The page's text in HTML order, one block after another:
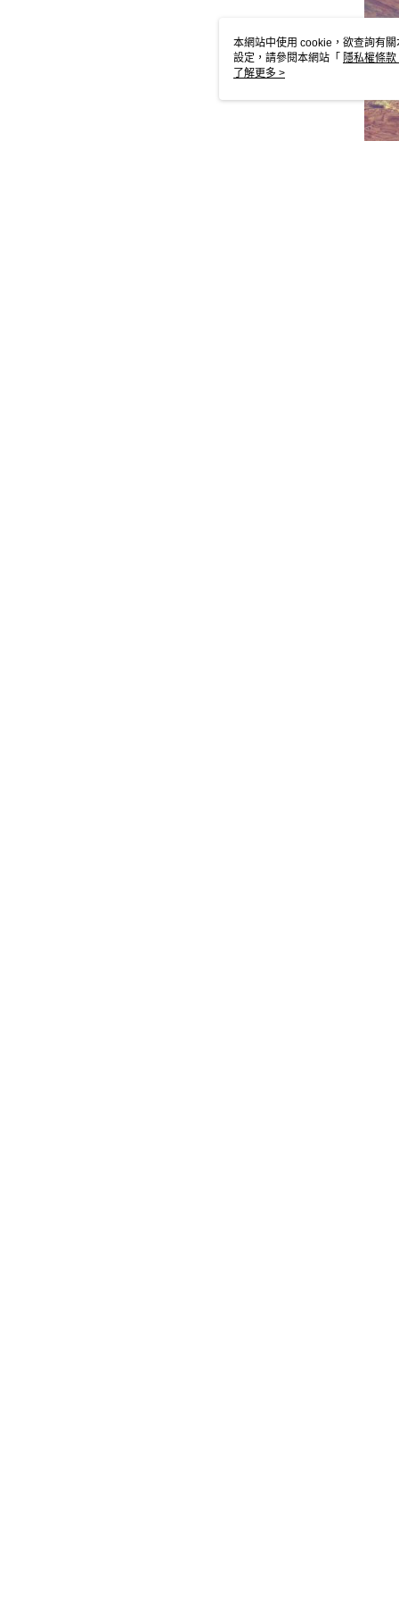
本網站中使用 cookie，欲查詢有
設定，請參閱本網站「 隱私權條款
使用 cookie。
了解更多 >